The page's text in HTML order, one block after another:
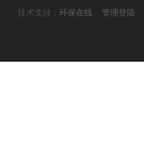
技术支持： 环保在线 管理登陆